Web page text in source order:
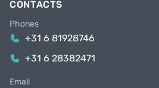
CONTACTS
Phones
+31 6 81928746
+31 6 28382471
Email